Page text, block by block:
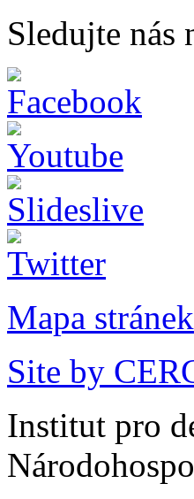
Sledujte nás
Mapa stránek
Site by
Institut pro